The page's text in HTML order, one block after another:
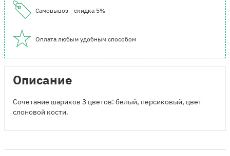
Самовывоз - скидка 5%
Оплата любым удобным способом
Описание
Сочетание шариков 3 цветов: белый, персиковый, цвет
слоновой кости.